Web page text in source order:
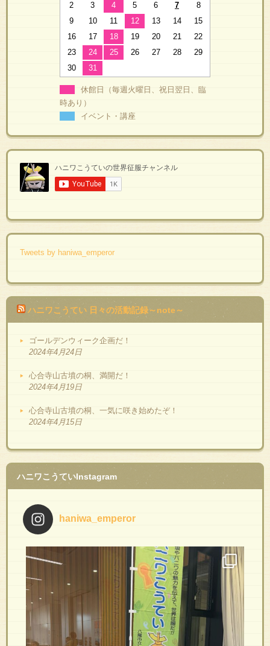
2
3 4 5 6 7
8
9
10 11 12 13 14
15
16
17 18 19 20 21
22
23
24 25 26 27 28
29
30
31
休館日（毎週火曜日、祝日翌日、臨
時あり）
イベント・講座
Tweets by haniwa_emperor
ハニワこうてい 日々の活動記録～note～
ゴールデンウィーク企画だ！
2024年4月24日
心合寺山古墳の桐、満開だ！
2024年4月19日
心合寺山古墳の桐、一気に咲き始めたぞ！
2024年4月15日
ハニワこうていInstagram
haniwa_emperor